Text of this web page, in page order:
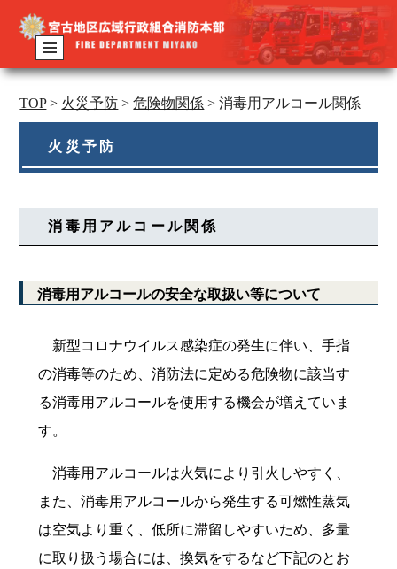
TOP> 火災予防 >危険物関係 >消毒用アルコール関係
火災予防
消毒用アルコール関係
消毒用アルコールの安全な取扱い等について
新型コロナウイルス感染症の発生に伴い、手指
の消毒等のため、消防法に定める危険物に該当す
る消毒用アルコールを使用する機会が増えていま
す。
消毒用アルコールは火気により引火しやすく、
また、消毒用アルコールから発生する可燃性蒸気
は空気より重く、低所に滞留しやすいため、多量
に取り扱う場合には、換気をするなど下記のとお